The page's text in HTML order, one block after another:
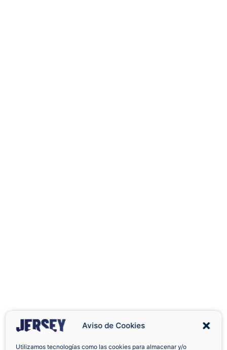
Aviso de Cookies
Utilizamos tecnologías como las cookies para almacenar y/o